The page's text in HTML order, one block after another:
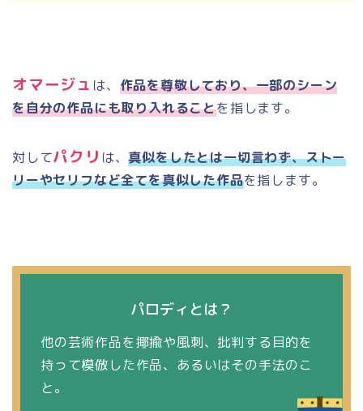
オマージュ は、 作品を尊敬しており、一部のシーン
を自分の作品にも取り入れることを指します。
対してパクリ は、真似をしたとは一切言わず、ストー
リーやセリフなど全てを真似した作品を指します。
パロディとは？
他の芸術作品を揶揄や風刺、批判する目的を
持って模倣した作品、あるいはその手法のこ
と。